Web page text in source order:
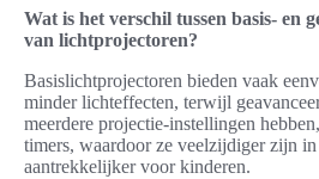
Wat is het verschil tussen basis- en
van lichtprojectoren?
Basislichtprojectoren bieden vaak
minder lichteffecten, terwijl
meerdere projectie-instellingen
timers, waardoor ze veelzijdiger zijn
aantrekkelijker voor kinderen.